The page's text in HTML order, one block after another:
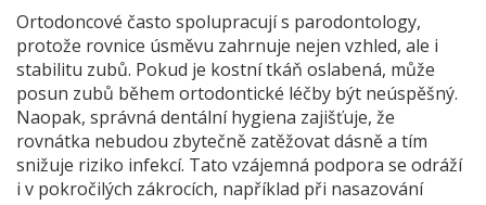
Ortodoncové často spolupracují s parodontology,
protože rovnice úsměvu zahrnuje nejen vzhled, ale i
stabilitu zubů. Pokud je kostní tkáň oslabená, může
posun zubů během ortodontické léčby být neúspěšný.
Naopak, správná dentální hygiena zajišťuje, že
rovnátka nebudou zbytečně zatěžovat dásně a tím
snižuje riziko infekcí. Tato vzájemná podpora se odráží
i v pokročilých zákrocích, například při nasazování